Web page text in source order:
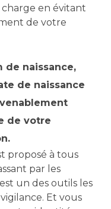
Rares en évitant
de votre
de naissance,
de naissance
de votre
proposé à tous
par les
un des outils les
Et vous